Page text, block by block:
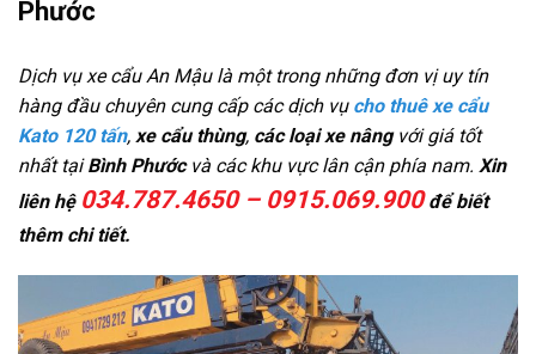
Phước
Dịch vụ xe cẩu An Mậu là một trong những đơn vị uy tín
hàng đầu chuyên cung cấp các dịch vụ cho thuê xe cẩu
Kato 120 tấn, xe cẩu thùng, các loại xe nângvới giá tốt
nhất tạiBình Phướcvà các khu vực lân cận phía nam. Xin
liên hệ 034.787.4650 – 0915.069.900để biết
thêm chi tiết.